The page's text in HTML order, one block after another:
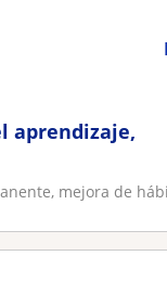
aprendizaje,
mejora de